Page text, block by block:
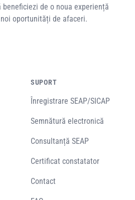
de o noua experiență
oportunități de afaceri.
SUPORT
Înregistrare SEAP/SICAP
Semnătură electronică
Consultanță SEAP
Certificat constatator
Contact